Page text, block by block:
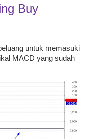
Buy
untuk memasuki
MACD yang sudah